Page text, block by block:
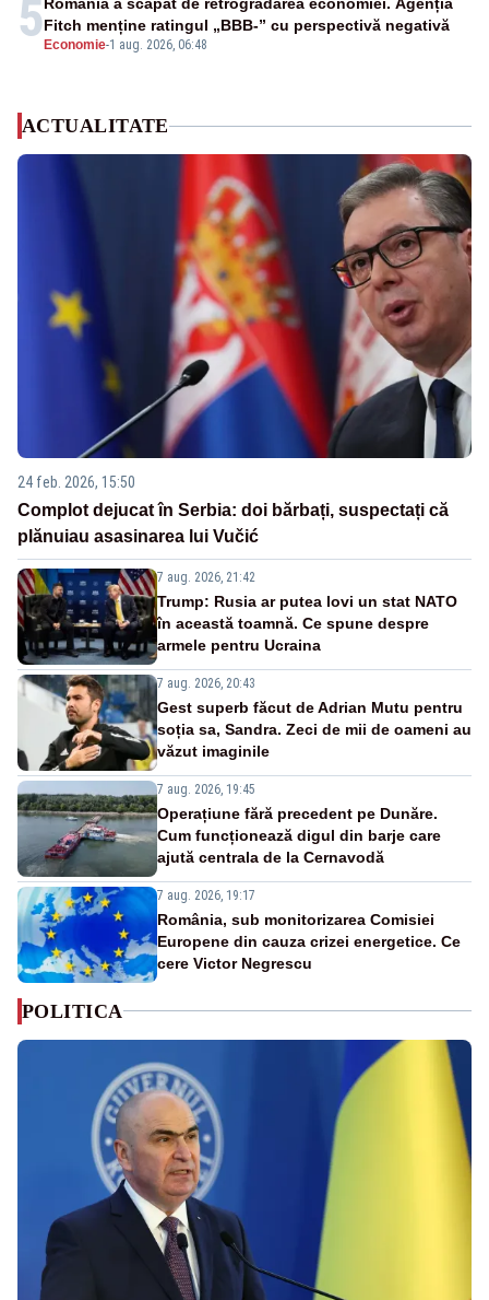
5 Economie-1 aug. 2026, 06:48
Fitch menține ratingul „BBB-” cu perspectivă negativă
ACTUALITATE
24 feb. 2026, 15:50
Complot dejucat în Serbia: doi bărbați, suspectați că
plănuiau asasinarea lui Vučić
7 aug. 2026, 21:42
Trump: Rusia ar putea lovi un stat NATO
în această toamnă. Ce spune despre
armele pentru Ucraina
7 aug. 2026, 20:43
Gest superb făcut de Adrian Mutu pentru
soția sa, Sandra. Zeci de mii de oameni au
văzut imaginile
7 aug. 2026, 19:45
Operațiune fără precedent pe Dunăre.
Cum funcționează digul din barje care
ajută centrala de la Cernavodă
7 aug. 2026, 19:17
România, sub monitorizarea Comisiei
Europene din cauza crizei energetice. Ce
cere Victor Negrescu
POLITICA